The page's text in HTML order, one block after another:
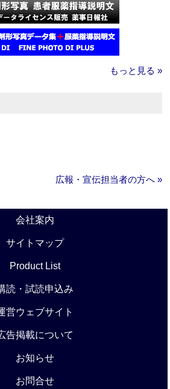
もっと見る »
広報・宣伝担当者の方へ »
会社案内
サイトマップ
Product List
読・試読申込み
営ウェブサイト
告掲載について
お知らせ
お問合せ